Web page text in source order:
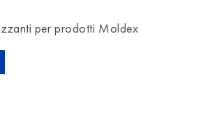
per prodotti Moldex